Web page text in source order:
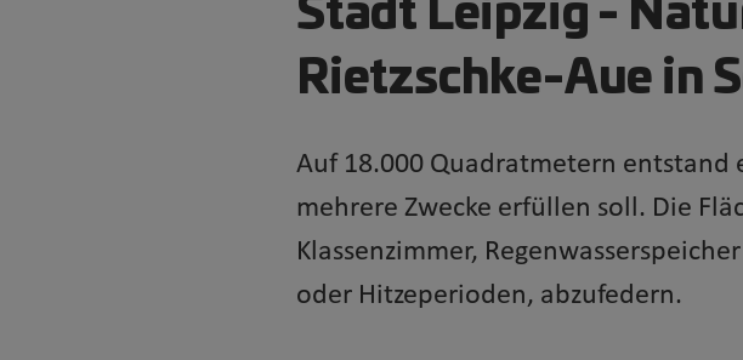
Rietzschke-Aue in
Auf 18.000 Quadratmetern entstand
mehrere Zwecke erfüllen soll. Die
Klassenzimmer,
oder Hitzeperioden, abzufedern.